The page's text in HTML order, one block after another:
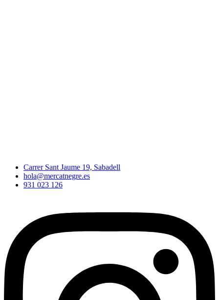
Carrer Sant Jaume 19, Sabadell
hola@mercatnegre.es
931 023 126